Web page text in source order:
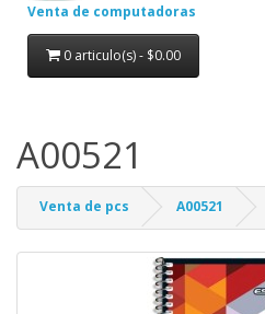
Venta de computadoras
0 articulo(s) - $0.00
A00521
Venta de pcs A00521